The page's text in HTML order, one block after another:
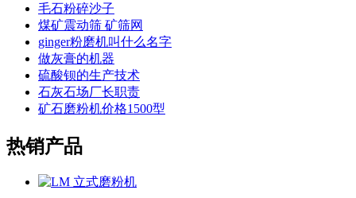
毛石粉碎沙子
煤矿震动筛 矿筛网
ginger粉磨机叫什么名字
做灰膏的机器
硫酸钡的生产技术
石灰石场厂长职责
矿石磨粉机价格1500型
热销产品